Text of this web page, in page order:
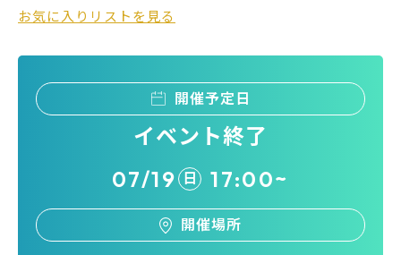
お気に入りリストを見る
開催予定日
イベント終了
07/19 日 17:00~
開催場所